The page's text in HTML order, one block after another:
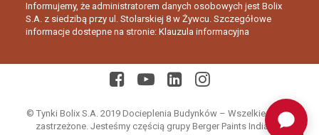
Informujemy, że administratorem danych osobowych jest Bolix
S.A. z siedzibą przy ul. Stolarskiej 8 w Żywcu. Szczegółowe
informacje dostepne na stronie: Klauzula informacyjna
© Tynki Bolix S.A. 2019 Docieplenia Budynków – Wszelkie prawa
zastrzeżone. Jesteśmy częścią grupy Berger Paints India Ltd